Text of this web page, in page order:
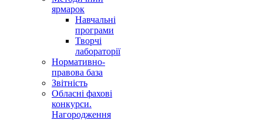
ярмарок
Навчальні
програми
Творчі
лабораторії
Нормативно-
правова база
Звітність
Обласні фахові
конкурси.
Нагородження